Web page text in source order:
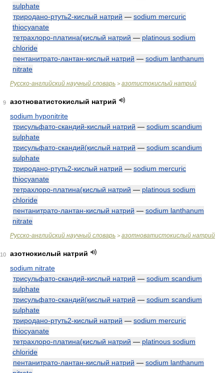
sulphate
триродано-ртуть2-кислый натрий — sodium mercuric
thiocyanate
тетрахлоро-платина(кислый натрий — platinous sodium
chloride
пентанитрато-лантан-кислый натрий — sodium lanthanum
nitrate
Русско-английский научный словарь > азотистокислый натрий
9
азотноватистокислый натрий
sodium hyponitrite
трисульфато-скандий-кислый натрий — sodium scandium
sulphate
трисульфато-скандий(кислый натрий — sodium scandium
sulphate
триродано-ртуть2-кислый натрий — sodium mercuric
thiocyanate
тетрахлоро-платина(кислый натрий — platinous sodium
chloride
пентанитрато-лантан-кислый натрий — sodium lanthanum
nitrate
Русско-английский научный словарь > азотноватистокислый натрий
10
азотнокислый натрий
sodium nitrate
трисульфато-скандий-кислый натрий — sodium scandium
sulphate
трисульфато-скандий(кислый натрий — sodium scandium
sulphate
триродано-ртуть2-кислый натрий — sodium mercuric
thiocyanate
тетрахлоро-платина(кислый натрий — platinous sodium
chloride
пентанитрато-лантан-кислый натрий — sodium lanthanum